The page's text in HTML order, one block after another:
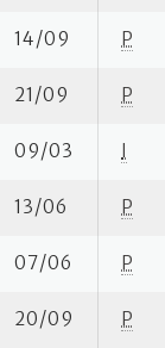
14/09 P
21/09 P
09/03 I
13/06 P
07/06 P
20/09 P